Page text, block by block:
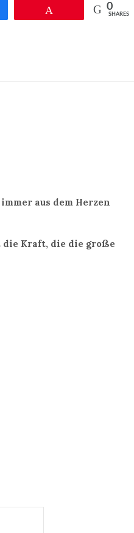
0
SHARES
aus dem Herzen
die Kraft, die die große